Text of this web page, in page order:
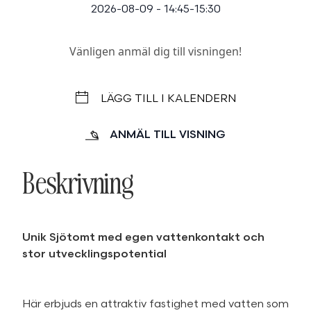
2026-08-09 - 14:45-15:30
Vänligen anmäl dig till visningen!
ANMÄL TILL VISNING
LÄGG TILL I KALENDERN
Beskrivning
Unik Sjötomt med egen vattenkontakt och
stor utvecklingspotential
Här erbjuds en attraktiv fastighet med vatten som